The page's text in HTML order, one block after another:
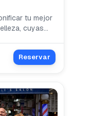
tu mejor
cuyas
al cuidado de
de peluqueria,
Reservar